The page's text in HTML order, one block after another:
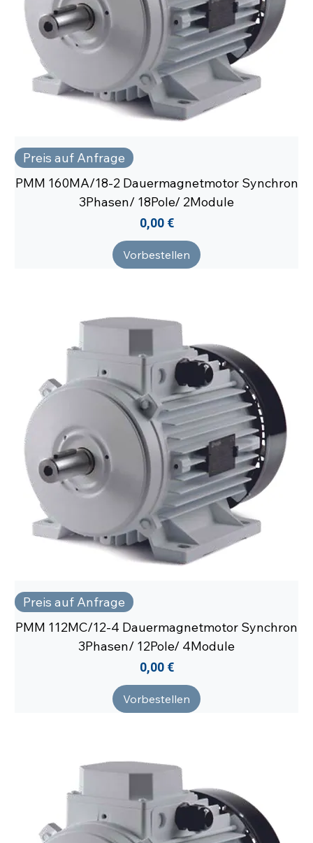
Preis auf Anfrage
PMM 160MA/18-2 Dauermagnetmotor Synchron
3Phasen/ 18Pole/ 2Module
Preis
0,00 €
Vorbestellen
Preis auf Anfrage
PMM 112MC/12-4 Dauermagnetmotor Synchron
3Phasen/ 12Pole/ 4Module
Preis
0,00 €
Vorbestellen